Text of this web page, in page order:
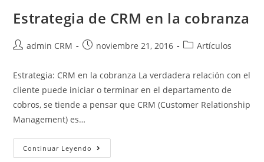
Estrategia de CRM en la cobranza
admin CRM noviembre 21, 2016 Artículos
Estrategia: CRM en la cobranza La verdadera relación con el
cliente puede iniciar o terminar en el departamento de
cobros, se tiende a pensar que CRM (Customer Relationship
Management) es…
Continuar Leyendo